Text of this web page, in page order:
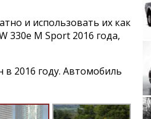
и использовать их как
330e M Sport 2016 года,
2016 году. Автомобиль